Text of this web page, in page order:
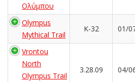
Ολύμπου
Olympus
Mythical Trail
K-32 01/
Vrontou
North
Olympus Trail
3.28.09 04/